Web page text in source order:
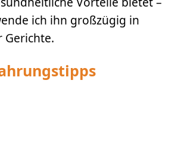
ich ihn großzügig in
Gerichte.